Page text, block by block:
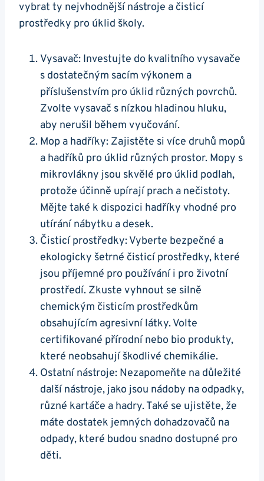
vybrat ty nejvhodnější nástroje a čisticí
prostředky pro úklid školy.
Vysavač: Investujte do kvalitního vysavače
s dostatečným sacím výkonem a
příslušenstvím pro úklid různých povrchů.
Zvolte vysavač s nízkou hladinou hluku,
aby nerušil během vyučování.
Mop a hadříky: Zajistěte si více druhů mopů
a hadříků pro úklid různých prostor. Mopy s
mikrovlákny jsou skvělé pro úklid podlah,
protože účinně upírají prach a nečistoty.
Mějte také k dispozici hadříky vhodné pro
utírání nábytku a desek.
Čisticí prostředky: Vyberte bezpečné a
ekologicky šetrné čisticí prostředky, které
jsou příjemné pro používání i pro životní
prostředí. Zkuste vyhnout se silně
chemickým čisticím prostředkům
obsahujícím agresivní látky. Volte
certifikované přírodní nebo bio produkty,
které neobsahují škodlivé chemikálie.
Ostatní nástroje: Nezapomeňte na důležité
další nástroje, jako jsou nádoby na odpadky,
různé kartáče a hadry. Také se ujistěte, že
máte dostatek jemných dohadzovačů na
odpady, které budou snadno dostupné pro
děti.